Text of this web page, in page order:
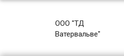
ООО "ТД
Ватервальве"